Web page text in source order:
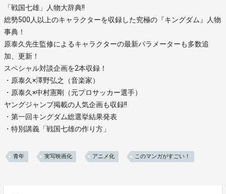
「戦国七雄」人物大辞典!!
総勢500人以上のキャラクターを収録した究極の『キングダム』人物
事典！
原泰久先生監修によるキャラクターの最新パラメーターも多数追
加、更新！
スペシャル対談企画を2本収録！
・原泰久×澤野弘之（音楽家）
・原泰久×中村憲剛（元プロサッカー選手）
ヤングジャンプ掲載の人気企画も収録!!
・第一回キングダム総選挙結果発表
・特別講義「戦国七雄の作り方」
青年 実写映画化 アニメ化 このマンガがすごい！